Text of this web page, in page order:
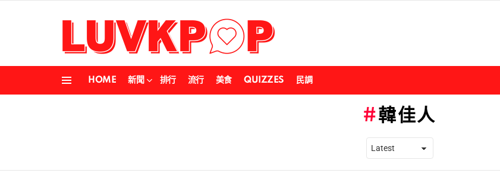
HOME 新聞 排行 流行 美食 QUIZZES 民調
韓佳人